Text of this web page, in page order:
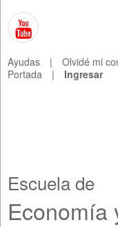
Ayudas | Olvidé mi
Portada
| Ingresar
Escuela de
Economía